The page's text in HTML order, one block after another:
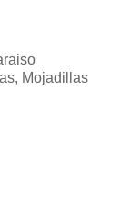
Mojadillas